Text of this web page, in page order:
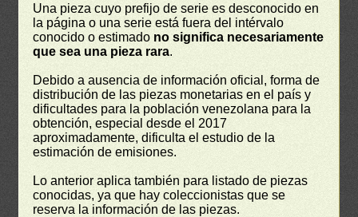
Una pieza cuyo prefijo de serie es desconocido en
la página o una serie está fuera del intérvalo
conocido o estimado no significa necesariamente
que sea una pieza rara.
Debido a ausencia de información oficial, forma de
distribución de las piezas monetarias en el país y
dificultades para la población venezolana para la
obtención, especial desde el 2017
aproximadamente, dificulta el estudio de la
estimación de emisiones.
Lo anterior aplica también para listado de piezas
conocidas, ya que hay coleccionistas que se
reserva la información de las piezas.